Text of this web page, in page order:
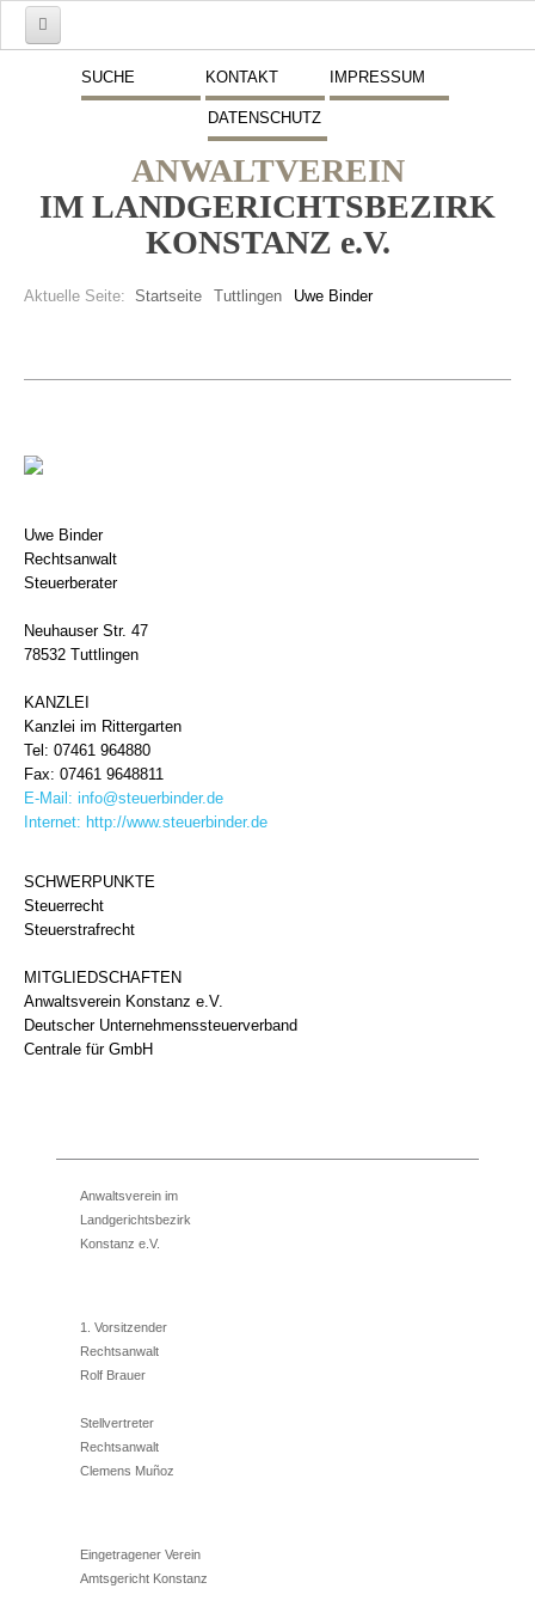
SUCHE KONTAKT IMPRESSUM
DATENSCHUTZ
ANWALTVEREIN
IM LANDGERICHTSBEZIRK
KONSTANZ e.V.
Aktuelle Seite: Startseite Tuttlingen Uwe Binder
Schwerpunkte
Beitritt zum Verein
Uwe Binder
Rechtsanwalt
Steuerberater
Neuhauser Str. 47
78532 Tuttlingen
KANZLEI
Kanzlei im Rittergarten
Tel: 07461 964880
Fax: 07461 9648811
E-Mail: info@steuerbinder.de
Internet: http://www.steuerbinder.de
SCHWERPUNKTE
Steuerrecht
Steuerstrafrecht
MITGLIEDSCHAFTEN
Anwaltsverein Konstanz e.V.
Deutscher Unternehmenssteuerverband
Centrale für GmbH
Anwaltsverein im
Landgerichtsbezirk
Konstanz e.V.
1. Vorsitzender
Rechtsanwalt
Rolf Brauer
Stellvertreter
Rechtsanwalt
Clemens Muñoz
Eingetragener Verein
Amtsgericht Konstanz